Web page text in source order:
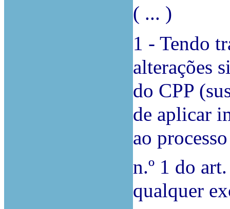
( ... )
1 - Tendo
alterações
do CPP
de aplicar
ao
n.º 1 do
qualquer